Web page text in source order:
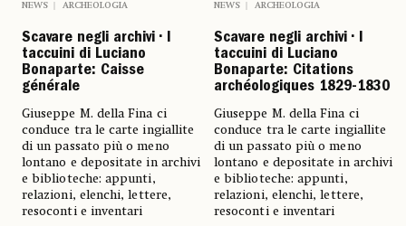
NEWS ARCHEOLOGIA
Scavare negli archivi • I
taccuini di Luciano
Bonaparte: Caisse
générale
Giuseppe M. della Fina ci
conduce tra le carte ingiallite
di un passato più o meno
lontano e depositate in archivi
e biblioteche: appunti,
relazioni, elenchi, lettere,
resoconti e inventari
NEWS ARCHEOLOGIA
Scavare negli archivi • I
taccuini di Luciano
Bonaparte: Citations
archéologiques 1829-1830
Giuseppe M. della Fina ci
conduce tra le carte ingiallite
di un passato più o meno
lontano e depositate in archivi
e biblioteche: appunti,
relazioni, elenchi, lettere,
resoconti e inventari